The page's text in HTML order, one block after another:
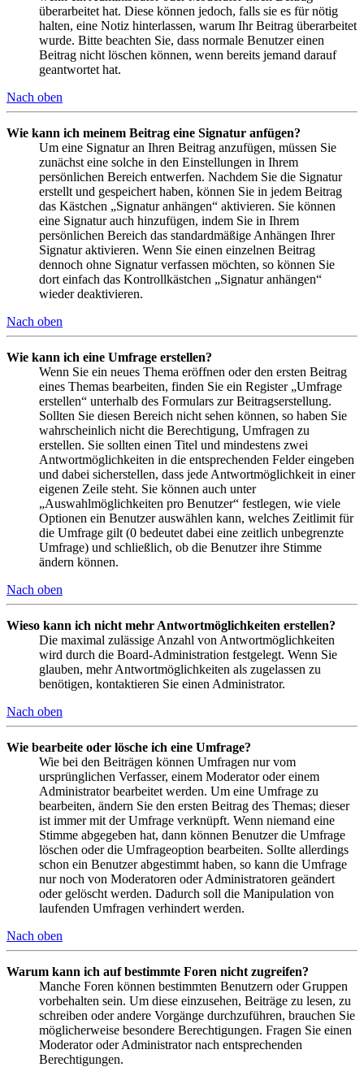
überarbeitet hat. Diese können jedoch, falls sie es für nötig
halten, eine Notiz hinterlassen, warum Ihr Beitrag überarbeitet
wurde. Bitte beachten Sie, dass normale Benutzer einen
Beitrag nicht löschen können, wenn bereits jemand darauf
geantwortet hat.
Nach oben
Wie kann ich meinem Beitrag eine Signatur anfügen?
Um eine Signatur an Ihren Beitrag anzufügen, müssen Sie
zunächst eine solche in den Einstellungen in Ihrem
persönlichen Bereich entwerfen. Nachdem Sie die Signatur
erstellt und gespeichert haben, können Sie in jedem Beitrag
das Kästchen „Signatur anhängen“ aktivieren. Sie können
eine Signatur auch hinzufügen, indem Sie in Ihrem
persönlichen Bereich das standardmäßige Anhängen Ihrer
Signatur aktivieren. Wenn Sie einen einzelnen Beitrag
dennoch ohne Signatur verfassen möchten, so können Sie
dort einfach das Kontrollkästchen „Signatur anhängen“
wieder deaktivieren.
Nach oben
Wie kann ich eine Umfrage erstellen?
Wenn Sie ein neues Thema eröffnen oder den ersten Beitrag
eines Themas bearbeiten, finden Sie ein Register „Umfrage
erstellen“ unterhalb des Formulars zur Beitragserstellung.
Sollten Sie diesen Bereich nicht sehen können, so haben Sie
wahrscheinlich nicht die Berechtigung, Umfragen zu
erstellen. Sie sollten einen Titel und mindestens zwei
Antwortmöglichkeiten in die entsprechenden Felder eingeben
und dabei sicherstellen, dass jede Antwortmöglichkeit in einer
eigenen Zeile steht. Sie können auch unter
„Auswahlmöglichkeiten pro Benutzer“ festlegen, wie viele
Optionen ein Benutzer auswählen kann, welches Zeitlimit für
die Umfrage gilt (0 bedeutet dabei eine zeitlich unbegrenzte
Umfrage) und schließlich, ob die Benutzer ihre Stimme
ändern können.
Nach oben
Wieso kann ich nicht mehr Antwortmöglichkeiten erstellen?
Die maximal zulässige Anzahl von Antwortmöglichkeiten
wird durch die Board-Administration festgelegt. Wenn Sie
glauben, mehr Antwortmöglichkeiten als zugelassen zu
benötigen, kontaktieren Sie einen Administrator.
Nach oben
Wie bearbeite oder lösche ich eine Umfrage?
Wie bei den Beiträgen können Umfragen nur vom
ursprünglichen Verfasser, einem Moderator oder einem
Administrator bearbeitet werden. Um eine Umfrage zu
bearbeiten, ändern Sie den ersten Beitrag des Themas; dieser
ist immer mit der Umfrage verknüpft. Wenn niemand eine
Stimme abgegeben hat, dann können Benutzer die Umfrage
löschen oder die Umfrageoption bearbeiten. Sollte allerdings
schon ein Benutzer abgestimmt haben, so kann die Umfrage
nur noch von Moderatoren oder Administratoren geändert
oder gelöscht werden. Dadurch soll die Manipulation von
laufenden Umfragen verhindert werden.
Nach oben
Warum kann ich auf bestimmte Foren nicht zugreifen?
Manche Foren können bestimmten Benutzern oder Gruppen
vorbehalten sein. Um diese einzusehen, Beiträge zu lesen, zu
schreiben oder andere Vorgänge durchzuführen, brauchen Sie
möglicherweise besondere Berechtigungen. Fragen Sie einen
Moderator oder Administrator nach entsprechenden
Berechtigungen.